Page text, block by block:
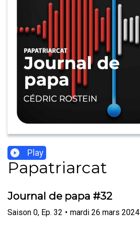
Play
Papatriarcat
Journal de papa #32
Saison 0, Ep. 32 • mardi 26 mars 2024